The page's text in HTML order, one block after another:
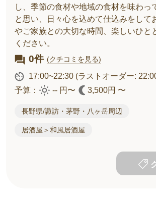
し、季節の食材や地域の食材を味わっ
と思い、日々心を込めて仕込みをして
やご家族との大切な時間、楽しいひと
ください。
0件 (クチコミを見る)
17:00~22:30 (ラストオーダー:
予算：
-- 円〜 3,500円 〜
長野県/諏訪・茅野・八ヶ岳周辺
居酒屋＞和風居酒屋